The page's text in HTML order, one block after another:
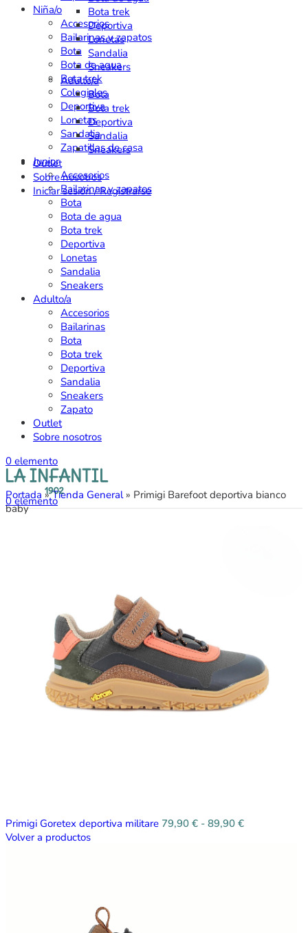
Niña/o
Accesorios
Bailarinas y zapatos
Bota
Bota de agua
Bota trek
Colegiales
Deportiva
Lonetas
Sandalia
Zapatillas de casa
Junior
Accesorios
Bailarinas y zapatos
Bota
Bota de agua
Bota trek
Deportiva
Lonetas
Sandalia
Sneakers
Adulto/a
Accesorios
Bailarinas
Bota
Bota trek
Deportiva
Sandalia
Sneakers
Zapato
Outlet
Sobre nosotros
0 elemento
0elemento
Portada »Tienda General» Primigi Barefoot deportiva bianco
baby
Primigi Goretex deportiva militare 79,90 € - 89,90 €
Volver a productos
Bota trek
Deportiva
Lonetas
Sandalia
Sneakers
Adulto/a
Bota
Bota trek
Deportiva
Sandalia
Sneakers
Outlet
Sobre nosotros
Iniciar sesión / Registrarse